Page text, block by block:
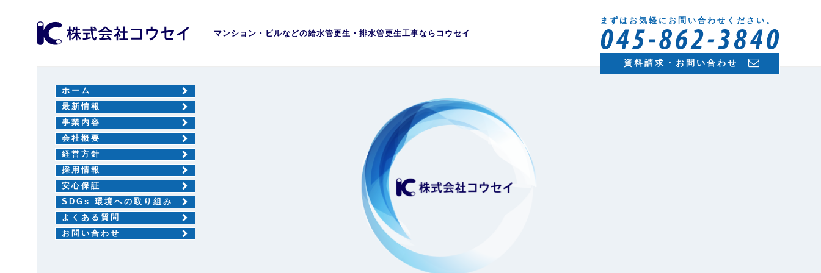
マンション・ビルなどの給水管更生・排水管更生工事ならコウセイ
まずはお気軽にお問い合わせください。
資料請求・お問い合わせ
ホーム
最新情報
事業内容
会社概要
経営方針
採用情報
安心保証
SDGs 環境への取り組み
よくある質問
お問い合わせ